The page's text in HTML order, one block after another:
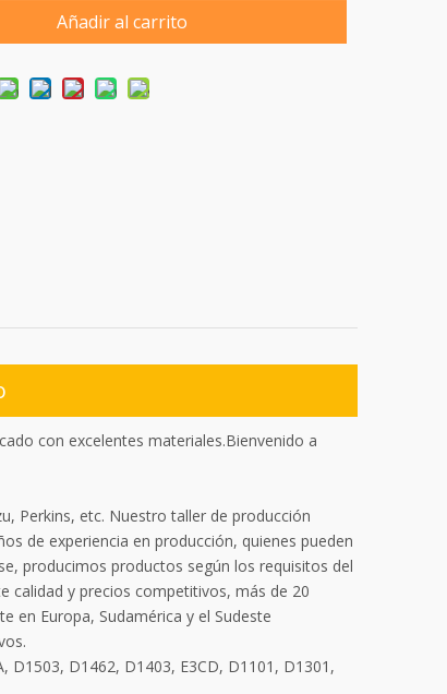
Añadir al carrito
con excelentes materiales.Bienvenido a
Perkins, etc. Nuestro taller de producción
de experiencia en producción, quienes pueden
producimos productos según los requisitos del
calidad y precios competitivos, más de 20
en Europa, Sudamérica y el Sudeste
D1462, D1403, E3CD, D1101, D1301,